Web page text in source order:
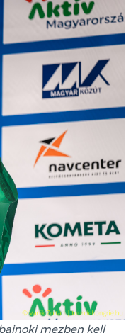
mezben kell